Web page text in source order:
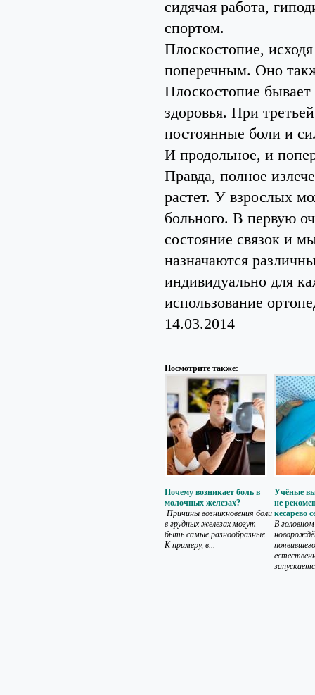
сидячая работа,
спортом.
Плоскостопие,
поперечным. Оно
Плоскостопие
здоровья. При
постоянные боли и
И продольное, и
Правда, полное
растет. У взрослых
больного. В первую
состояние связок и
назначаются
индивидуально для
использование
14.03.2014
Посмотрите также:
Почему возникает боль в
молочных железах?
Причины возникновения боли
в грудных железах могут
быть самые разнообразные.
К примеру, в...
Учёные
не
кесарево
В